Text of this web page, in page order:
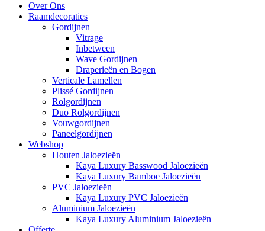
Over Ons
Raamdecoraties
Gordijnen
Vitrage
Inbetween
Wave Gordijnen
Draperieën en Bogen
Verticale Lamellen
Plissé Gordijnen
Rolgordijnen
Duo Rolgordijnen
Vouwgordijnen
Paneelgordijnen
Webshop
Houten Jaloezieën
Kaya Luxury Basswood Jaloezieën
Kaya Luxury Bamboe Jaloezieën
PVC Jaloezieën
Kaya Luxury PVC Jaloezieën
Aluminium Jaloezieën
Kaya Luxury Aluminium Jaloezieën